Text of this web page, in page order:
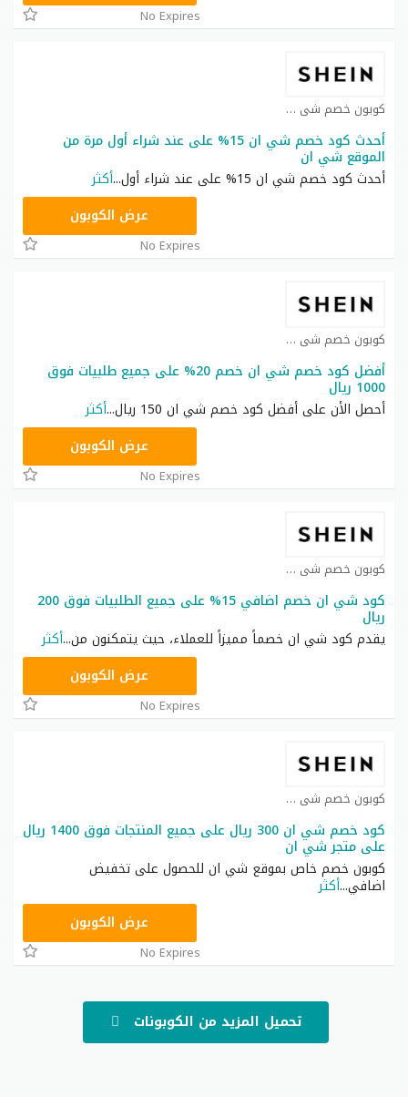
No Expires
كوبون خصم شي ان كوبون
أحدث كود خصم شي ان 15% على عند شراء أول مرة من
الموقع شي ان
أحدث كود خصم شي ان 15% على عند شراء أول
...أكثر
عرض الكوبون
No Expires
كوبون خصم شي ان كوبون
أفضل كود خصم شي ان خصم 20% على جميع طلبيات فوق
1000 ريال
أحصل الأن على أفضل كود خصم شي ان 150 ريال
...أكثر
عرض الكوبون
No Expires
كوبون خصم شي ان كوبون
كود شي ان خصم اضافي 15% على جميع الطلبيات فوق 200
ريال
يقدم كود شي ان خصماً مميزاً للعملاء، حيث يتمكنون من...أكثر
عرض الكوبون
No Expires
كوبون خصم شي ان كوبون
كود خصم شي ان 300 ريال على جميع المنتجات فوق 1400 ريال
على متجر شي ان
كوبون خصم خاص بموقع شي ان للحصول على تخفيض
اضافي...أكثر
عرض الكوبون
No Expires
تحميل المزيد من الكوبونات